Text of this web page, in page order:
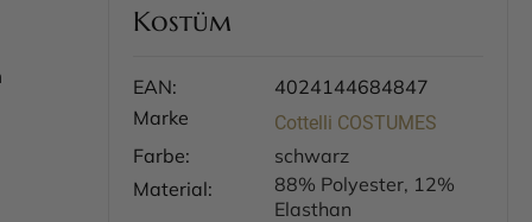
Kostüm
EAN:
4024144684847
Marke
Cottelli COSTUMES
Farbe:
schwarz
Material:
88% Polyester, 12%
Elasthan